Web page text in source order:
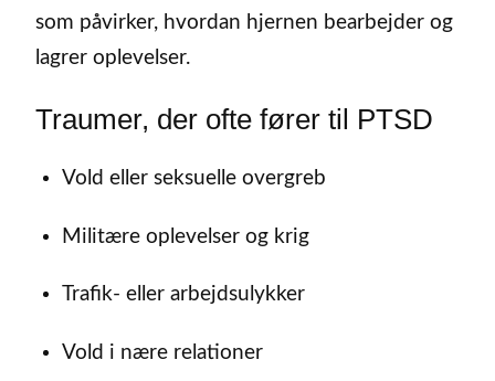
som påvirker, hvordan hjernen bearbejder og
lagrer oplevelser.
Traumer, der ofte fører til PTSD
Vold eller seksuelle overgreb
Militære oplevelser og krig
Trafik- eller arbejdsulykker
Vold i nære relationer